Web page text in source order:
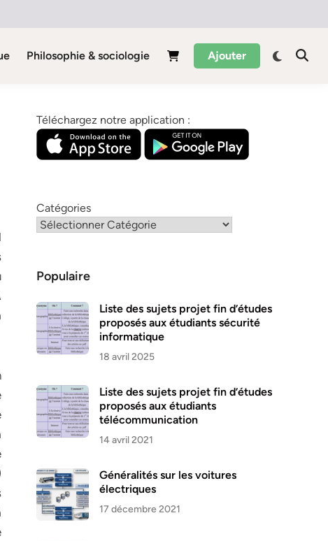
Philosophie & sociologie Ajouter
Téléchargez notre application :
Catégories
Populaire
Liste des sujets projet fin d’études
proposés aux étudiants sécurité
informatique
18 avril 2025
Liste des sujets projet fin d’études
proposés aux étudiants
télécommunication
14 avril 2021
Généralités sur les voitures
électriques
17 décembre 2021